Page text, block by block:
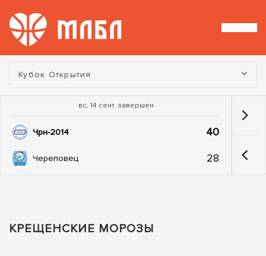
Турнир:
Кубок Открытия
вс, 14 сент. завершен
Чрн-2014 40
Череповец 28
КРЕЩЕНСКИЕ МОРОЗЫ